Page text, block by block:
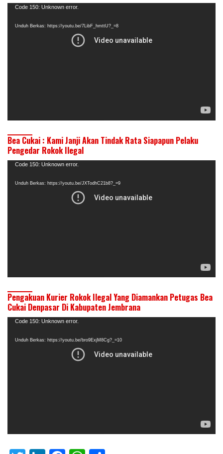
Pemutar
Code 150: Unknown error.
Unduh Berkas: https://youtu.be/7LibF_hmttU?_=8
Bea Cukai : Kami Janji Akan Tindak Rata Siapapun Pelaku
Pengedar Rokok Ilegal
Pemutar
Code 150: Unknown error.
Unduh Berkas: https://youtu.be/JXTodhC21b8?_=9
Pengakuan Kurier Rokok Ilegal Yang Diamankan Petugas Bea
Cukai Denpasar Di Kabupaten Jembrana
Pemutar
Code 150: Unknown error.
Unduh Berkas: https://youtu.be/bro9ExjM8Cg?_=10